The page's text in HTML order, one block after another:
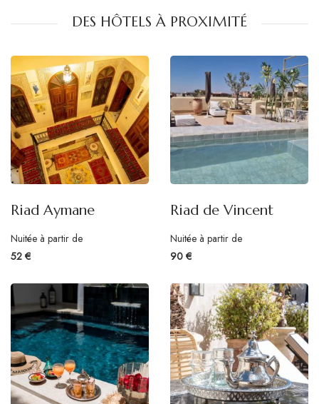
DES HÔTELS À PROXIMITÉ
Riad Aymane
Nuitée à partir de
52 €
Riad de Vincent
Nuitée à partir de
90 €